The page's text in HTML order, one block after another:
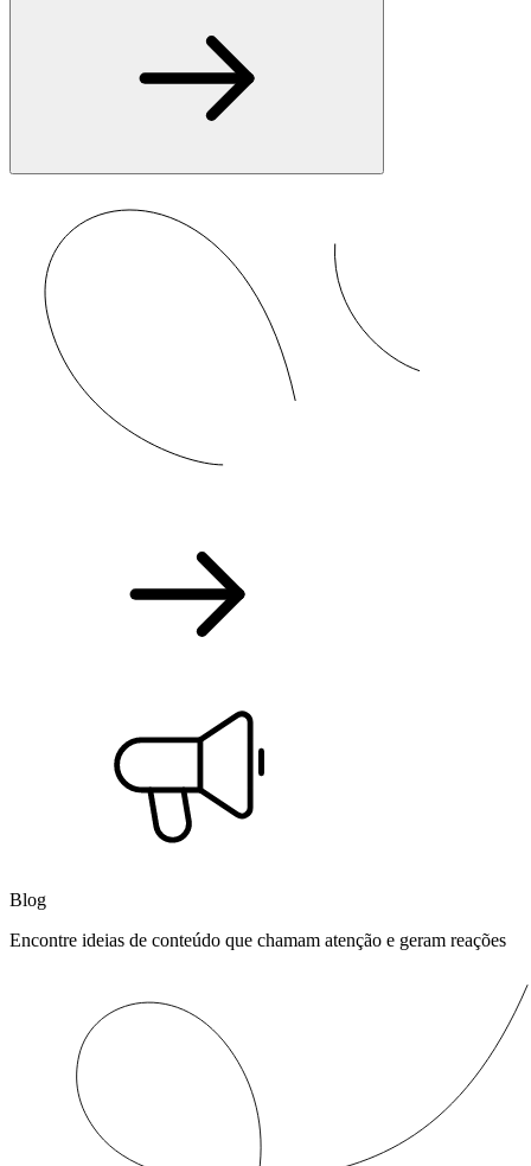
Blog
Encontre ideias de conteúdo que chamam atenção e geram reações